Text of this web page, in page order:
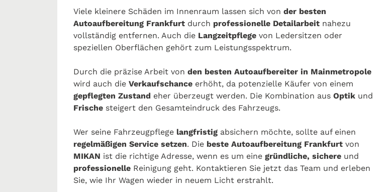
Viele kleinere Schäden im Innenraum lassen sich von der besten
Autoaufbereitung Frankfurt durch professionelle Detailarbeit nahezu
vollständig entfernen. Auch die Langzeitpflege von Ledersitzen oder
speziellen Oberflächen gehört zum Leistungsspektrum.
Durch die präzise Arbeit von den besten Autoaufbereiter in Mainmetropole
wird auch die Verkaufschance erhöht, da potenzielle Käufer von einem
gepflegten Zustand eher überzeugt werden. Die Kombination aus Optik und
Frische steigert den Gesamteindruck des Fahrzeugs.
Wer seine Fahrzeugpflege langfristig absichern möchte, sollte auf einen
regelmäßigen Service setzen. Die beste Autoaufbereitung Frankfurt von
MIKAN ist die richtige Adresse, wenn es um eine gründliche, sichere und
professionelle Reinigung geht. Kontaktieren Sie jetzt das Team und erleben
Sie, wie Ihr Wagen wieder in neuem Licht erstrahlt.